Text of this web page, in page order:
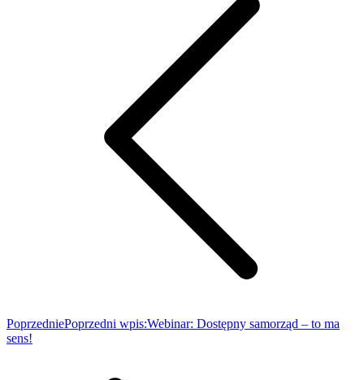
PoprzedniePoprzedni wpis:Webinar: Dostępny samorząd – to ma
sens!